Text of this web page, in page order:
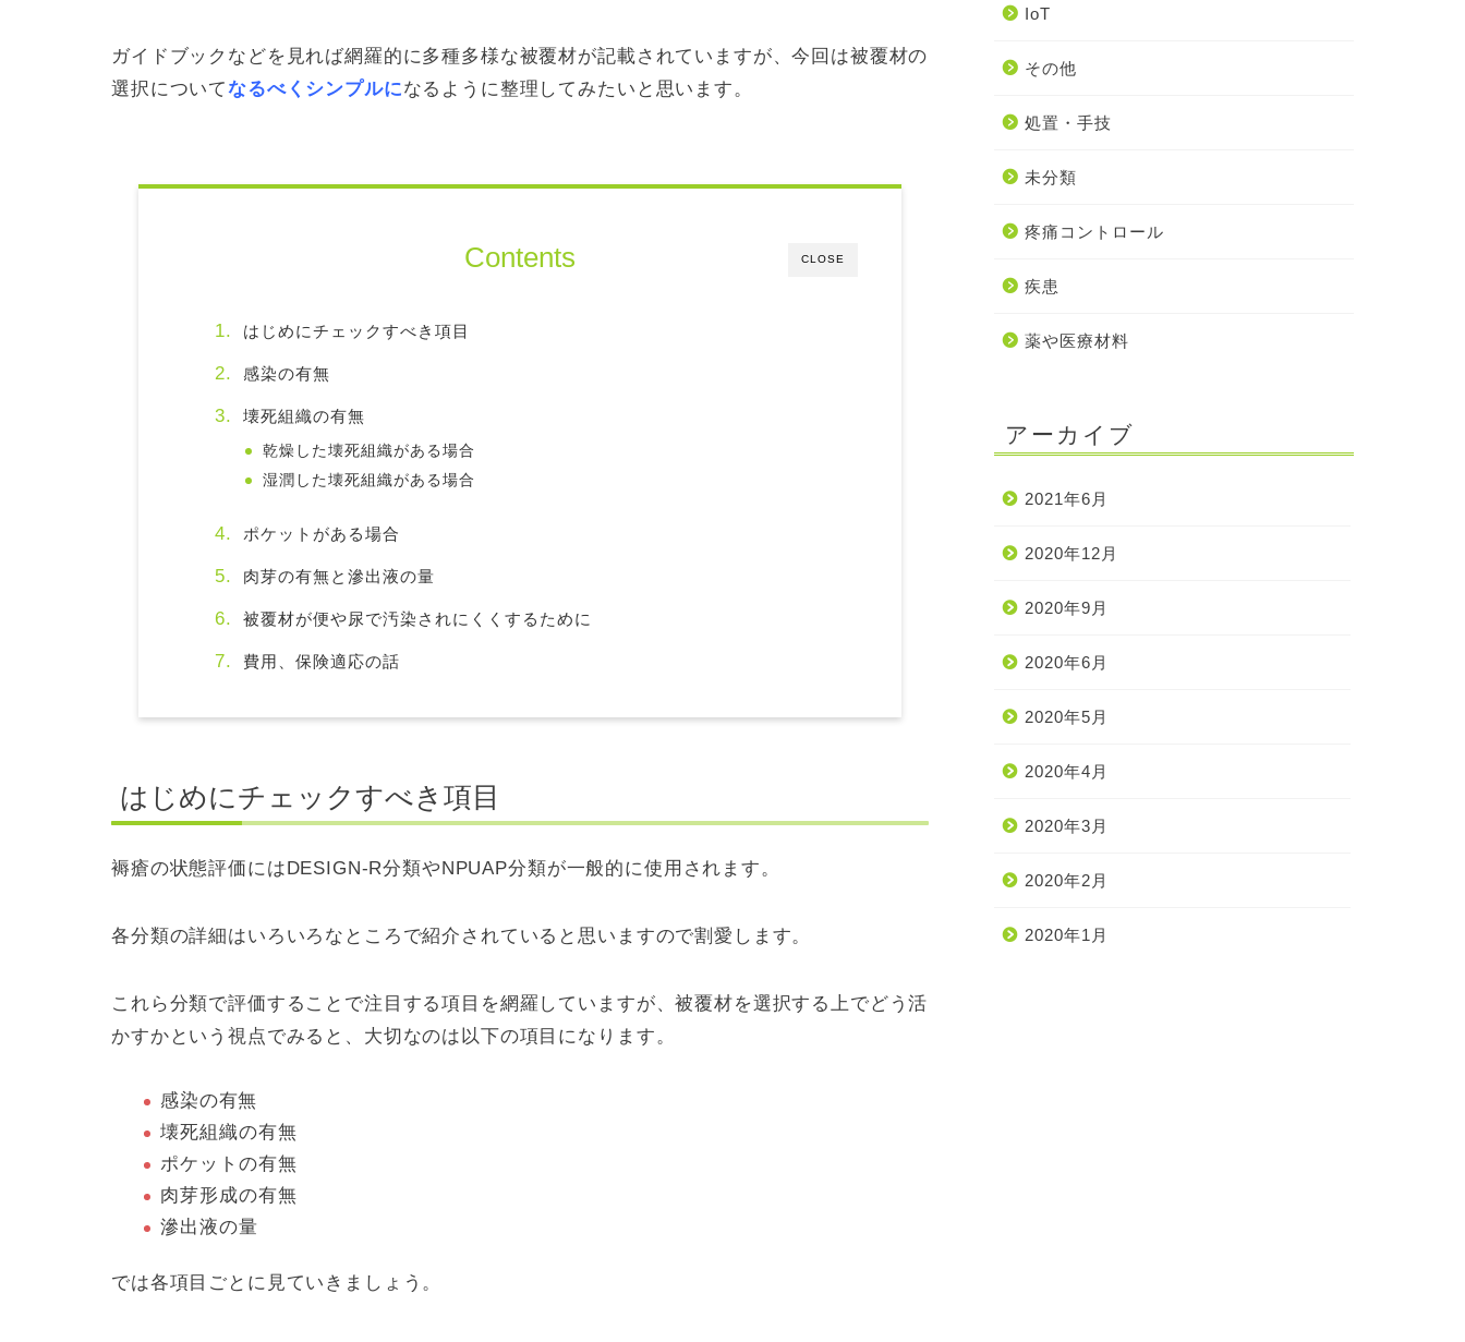
ガイドブックなどを見れば網羅的に多種多様な被覆材が記載されていますが、今回は被覆材の
選択についてなるべくシンプルになるように整理してみたいと思います。
CLOSE
Contents
はじめにチェックすべき項目
感染の有無
壊死組織の有無
乾燥した壊死組織がある場合
湿潤した壊死組織がある場合
ポケットがある場合
肉芽の有無と滲出液の量
被覆材が便や尿で汚染されにくくするために
費用、保険適応の話
はじめにチェックすべき項目
褥瘡の状態評価にはDESIGN-R分類やNPUAP分類が一般的に使用されます。
各分類の詳細はいろいろなところで紹介されていると思いますので割愛します。
これら分類で評価することで注目する項目を網羅していますが、被覆材を選択する上でどう活
かすかという視点でみると、大切なのは以下の項目になります。
感染の有無
壊死組織の有無
ポケットの有無
肉芽形成の有無
滲出液の量
では各項目ごとに見ていきましょう。
IoT
その他
処置・手技
未分類
疼痛コントロール
疾患
薬や医療材料
アーカイブ
2021年6月
2020年12月
2020年9月
2020年6月
2020年5月
2020年4月
2020年3月
2020年2月
2020年1月